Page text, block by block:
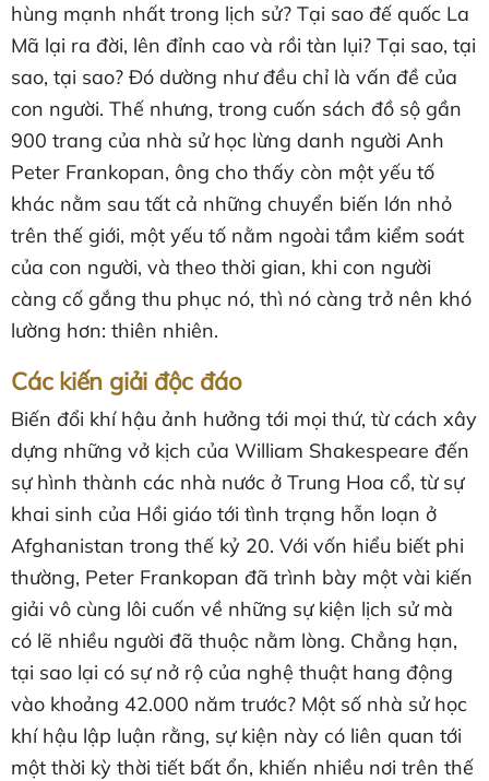
hùng mạnh nhất trong lịch sử? Tại sao đế quốc La
Mã lại ra đời, lên đỉnh cao và rồi tàn lụi? Tại sao, tại
sao, tại sao? Đó dường như đều chỉ là vấn đề của
con người. Thế nhưng, trong cuốn sách đồ sộ gần
900 trang của nhà sử học lừng danh người Anh
Peter Frankopan, ông cho thấy còn một yếu tố
khác nằm sau tất cả những chuyển biến lớn nhỏ
trên thế giới, một yếu tố nằm ngoài tầm kiểm soát
của con người, và theo thời gian, khi con người
càng cố gắng thu phục nó, thì nó càng trở nên khó
lường hơn: thiên nhiên.
Các kiến giải độc đáo
Biến đổi khí hậu ảnh hưởng tới mọi thứ, từ cách xây
dựng những vở kịch của William Shakespeare đến
sự hình thành các nhà nước ở Trung Hoa cổ, từ sự
khai sinh của Hồi giáo tới tình trạng hỗn loạn ở
Afghanistan trong thế kỷ 20. Với vốn hiểu biết phi
thường, Peter Frankopan đã trình bày một vài kiến
giải vô cùng lôi cuốn về những sự kiện lịch sử mà
có lẽ nhiều người đã thuộc nằm lòng. Chẳng hạn,
tại sao lại có sự nở rộ của nghệ thuật hang động
vào khoảng 42.000 năm trước? Một số nhà sử học
khí hậu lập luận rằng, sự kiện này có liên quan tới
một thời kỳ thời tiết bất ổn, khiến nhiều nơi trên thế